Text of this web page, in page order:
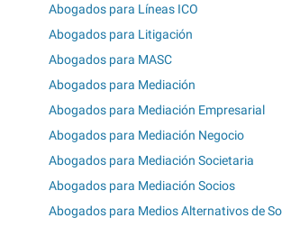
Abogados para Líneas ICO
Abogados para Litigación
Abogados para MASC
Abogados para Mediación
Abogados para Mediación Empresarial
Abogados para Mediación Negocio
Abogados para Mediación Societaria
Abogados para Mediación Socios
Abogados para Medios Alternativos de